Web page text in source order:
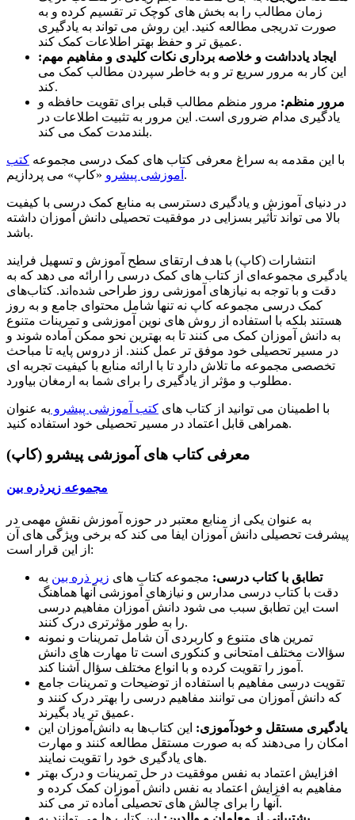
زمان مطالب را به بخش های کوچک تر تقسیم کرده و به
صورت تدریجی مطالعه کنید. این روش می تواند به یادگیری
عمیق تر و حفظ بهتر اطلاعات کمک کند.
ایجاد یادداشت و خلاصه برداری نکات کلیدی و مفاهیم مهم:
این کار به مرور سریع تر و به خاطر سپردن مطالب کمک می
کند.
مرور منظم: مرور منظم مطالب قبلی برای تقویت حافظه و
یادگیری مدام ضروری است. این مرور به تثبیت اطلاعات در
بلندمدت کمک می کند.
با این مقدمه به سراغ معرفی کتاب های کمک درسی مجموعه کتب
آموزشی پیشرو «کاپ» می پردازیم.
در دنیای آموزش و یادگیری دسترسی به منابع کمک درسی با کیفیت
بالا می تواند تأثیر بسزایی در موفقیت تحصیلی دانش آموزان داشته
باشد.
انتشارات (کاپ) با هدف ارتقای سطح آموزش و تسهیل فرایند
یادگیری مجموعه‌ای از کتاب های کمک درسی را ارائه می دهد که به
دقت و با توجه به نیازهای آموزشی روز طراحی شده‌اند. کتاب‌های
کمک درسی مجموعه کاپ نه تنها شامل محتوای جامع و به روز
هستند بلکه با استفاده از روش های نوین آموزشی و تمرینات متنوع
به دانش آموزان کمک می کنند تا به بهترین نحو ممکن آماده شوند و
در مسیر تحصیلی خود موفق تر عمل کنند. از دروس پایه تا مباحث
تخصصی مجموعه ما تلاش دارد تا با ارائه منابع با کیفیت تجربه ای
مطلوب و مؤثر از یادگیری را برای شما به ارمغان بیاورد.
با اطمینان می توانید از کتاب های کتب آموزشی پیشرو به عنوان
همراهی قابل اعتماد در مسیر تحصیلی خود استفاده کنید.
معرفی کتاب های آموزشی پیشرو (کاپ)
مجموعه زیرذره بین
به عنوان یکی از منابع معتبر در حوزه آموزش نقش مهمی در
پیشرفت تحصیلی دانش آموزان ایفا می کند که برخی ویژگی های آن
از این قرار است:
تطابق با کتاب درسی: مجموعه کتاب های زیر ذره بین به
دقت با کتاب درسی مدارس و نیازهای آموزشی آنها هماهنگ
است این تطابق سبب می شود دانش آموزان مفاهیم درسی
را به طور مؤثرتری درک کنند.
تمرین های متنوع و کاربردی آن شامل تمرینات و نمونه
سؤالات مختلف امتحانی و کنکوری است تا مهارت های دانش
آموز را تقویت کرده و با انواع مختلف سؤال آشنا کند.
تقویت درسی مفاهیم با استفاده از توضیحات و تمرینات جامع
که دانش آموزان می توانند مفاهیم درسی را بهتر درک کنند و
عمیق تر یاد بگیرند.
یادگیری مستقل و خودآموزی: این کتاب‌ها به دانش‌آموزان این
امکان را می‌دهند که به صورت مستقل مطالعه کنند و مهارت
های یادگیری خود را تقویت نمایند.
افزایش اعتماد به نفس موفقیت در حل تمرینات و درک بهتر
مفاهیم به افزایش اعتماد به نفس دانش آموزان کمک کرده و
آنها را برای چالش های تحصیلی آماده تر می کند.